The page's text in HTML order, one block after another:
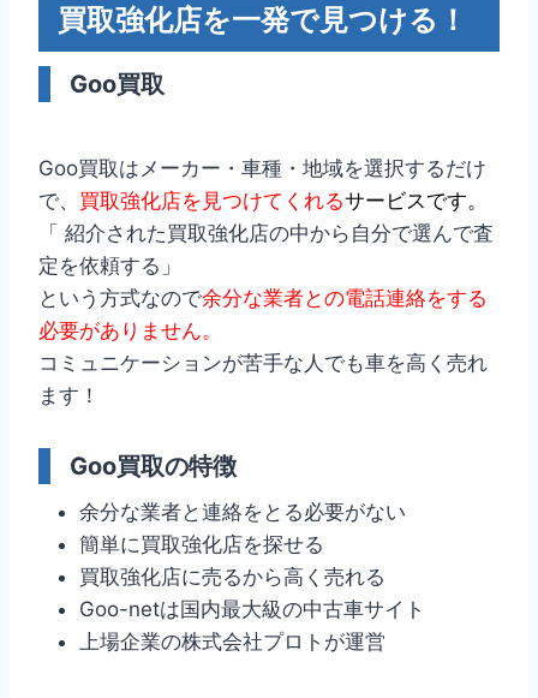
買取強化店を一発で見つける！
Goo買取
Goo買取はメーカー・車種・地域を選択するだけ
で、 買取強化店を見つけてくれるサービスです。
「 紹介された買取強化店の中から自分で選んで査
定を依頼する」
という方式なので余分な業者との電話連絡をする
必要がありません。
コミュニケーションが苦手な人でも車を高く売れ
ます！
Goo買取の特徴
余分な業者と連絡をとる必要がない
簡単に買取強化店を探せる
買取強化店に売るから高く売れる
Goo-netは国内最大級の中古車サイト
上場企業の株式会社プロトが運営